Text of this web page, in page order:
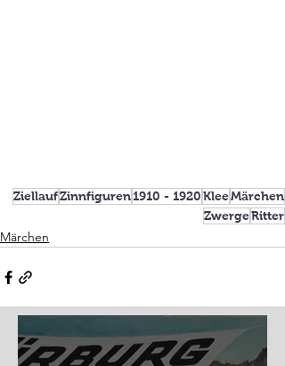
ZiellaufZinnfiguren1910 - 1920KleeMärchen
ZwergeRitter
Märchen